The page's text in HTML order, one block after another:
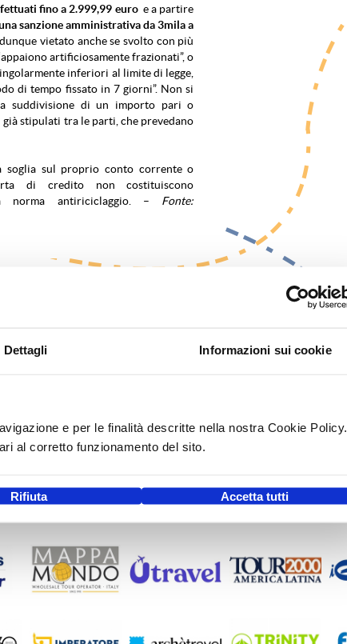
Dettagli Informazioni sui cookie
e per le finalità descritte nella nostra Cookie Policy.
al corretto funzionamento del sito.
Rifiuta Accetta tutti
fino a 2.999,99 euroe a partire
sanzione amministrativa da 3mila a
vietato anche se svolto con più
artificiosamente frazionati”, o
inferiori al limite di legge,
di tempo fissato in 7 giorni”. Non si
suddivisione di un importo pari o
stipulati tra le parti, che prevedano
soglia sul proprio conto corrente o
di credito non costituiscono
norma antiriciclaggio. –
Fonte: